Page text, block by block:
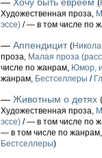
— Хочу быть евреем (
Художественная проза,
эссе) / — в том числе по
— Аппендицит (
проза, Малая проза
числе по жанрам, Юмор,
жанрам, Бестселлеры /
— Животным о детях (
Художественная проза,
эссе) / — в том числе по
— в том числе по
Бестселлеры)